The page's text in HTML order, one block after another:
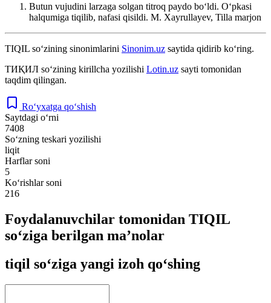
Butun vujudini larzaga solgan titroq paydo boʻldi. Oʻpkasi
halqumiga tiqilib, nafasi qisildi. M. Xayrullayev, Tilla marjon
TIQIL so‘zining sinonimlarini Sinonim.uz saytida qidirib ko‘ring.
ТИҚИЛ so‘zining kirillcha yozilishi Lotin.uz sayti tomonidan
taqdim qilingan.
Ro‘yxatga qo‘shish
Saytdagi o‘rni
7408
So‘zning teskari yozilishi
liqit
Harflar soni
5
Ko‘rishlar soni
216
Foydalanuvchilar tomonidan TIQIL
so‘ziga berilgan ma’nolar
tiqil so‘ziga yangi izoh qo‘shing